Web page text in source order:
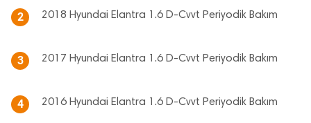
2 2018 Hyundai Elantra 1.6 D-Cvvt Periyodik Bakım
3 2017 Hyundai Elantra 1.6 D-Cvvt Periyodik Bakım
4 2016 Hyundai Elantra 1.6 D-Cvvt Periyodik Bakım